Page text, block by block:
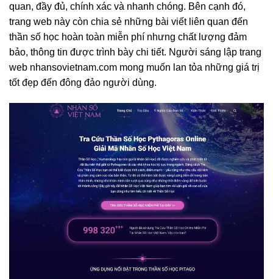
quan, đầy đủ, chính xác và nhanh chóng. Bên cạnh đó,
trang web này còn chia sẻ những bài viết liên quan đến
thần số học hoàn toàn miễn phí nhưng chất lượng đảm
bảo, thông tin được trình bày chi tiết. Người sáng lập trang
web nhansovietnam.com mong muốn lan tỏa những giá trị
tốt đẹp đến đông đảo người dùng.